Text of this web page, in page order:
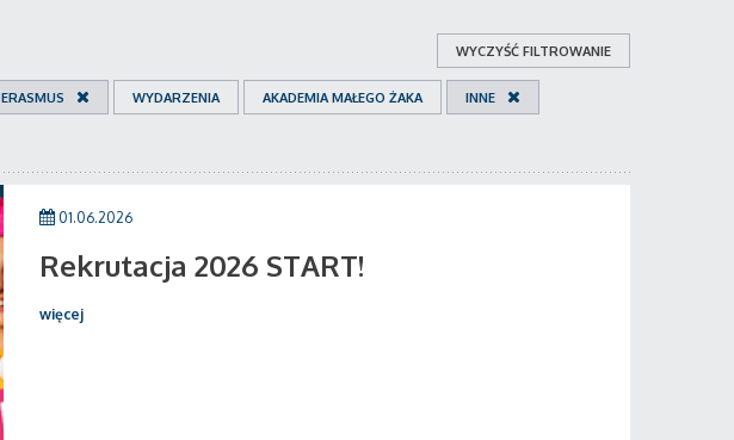
WYCZYŚĆ FILTROWANIE
ERASMUS WYDARZENIA AKADEMIA MAŁEGO ŻAKA INNE
01.06.2026
Rekrutacja 2026 START!
więcej